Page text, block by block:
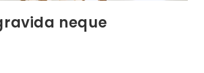
neque